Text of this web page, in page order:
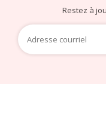
Restez à